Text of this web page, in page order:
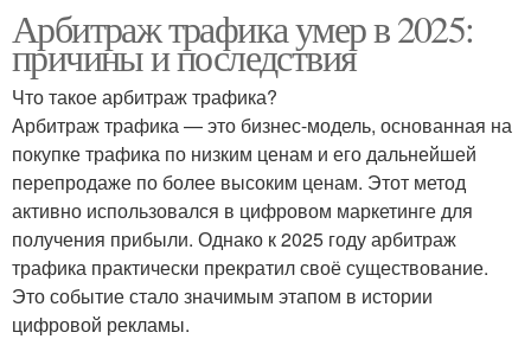
Арбитраж трафика умер в 2025:
причины и последствия
Что такое арбитраж трафика?
Арбитраж трафика — это бизнес-модель, основанная на
покупке трафика по низким ценам и его дальнейшей
перепродаже по более высоким ценам. Этот метод
активно использовался в цифровом маркетинге для
получения прибыли. Однако к 2025 году арбитраж
трафика практически прекратил своё существование.
Это событие стало значимым этапом в истории
цифровой рекламы.